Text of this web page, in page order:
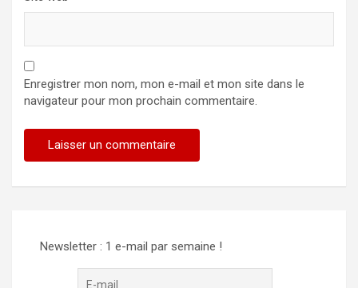
Enregistrer mon nom, mon e-mail et mon site dans le
navigateur pour mon prochain commentaire.
Newsletter : 1 e-mail par semaine !